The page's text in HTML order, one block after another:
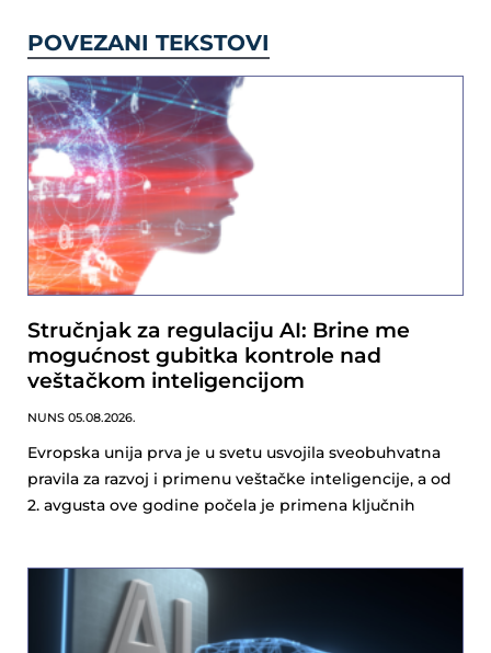
POVEZANI TEKSTOVI
Stručnjak za regulaciju AI: Brine me
mogućnost gubitka kontrole nad
veštačkom inteligencijom
NUNS 05.08.2026.
Evropska unija prva je u svetu usvojila sveobuhvatna
pravila za razvoj i primenu veštačke inteligencije, a od
2. avgusta ove godine počela je primena ključnih